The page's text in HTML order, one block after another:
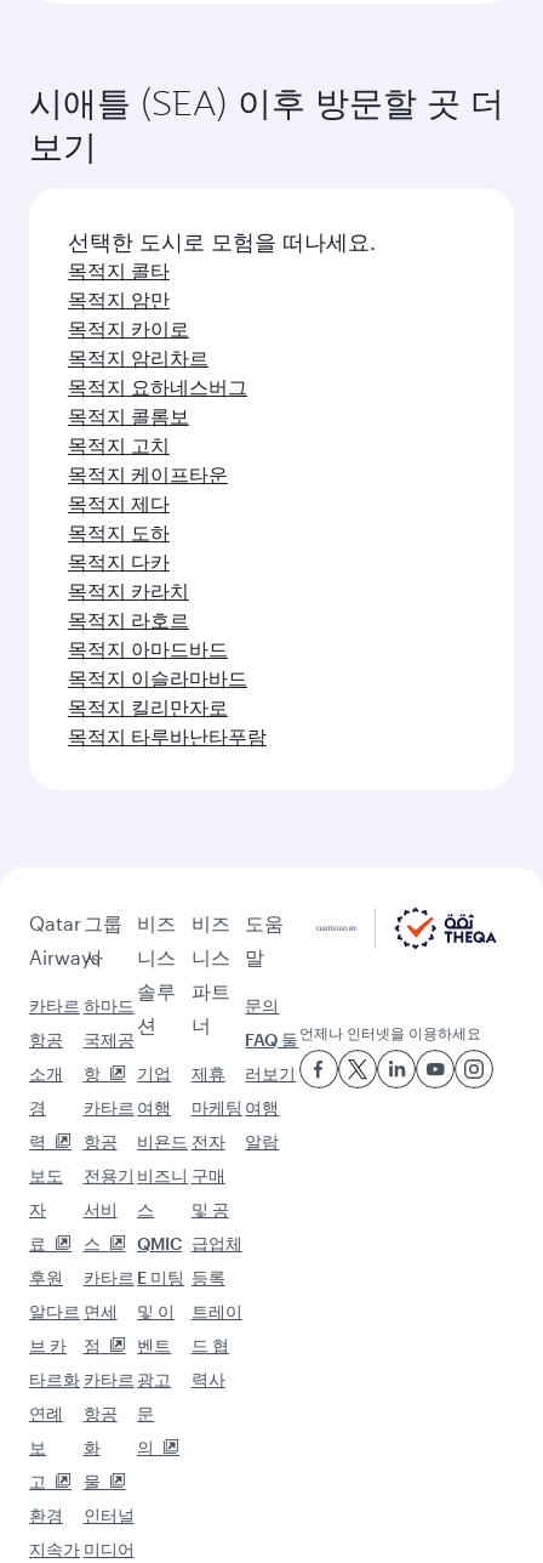
시애틀 (SEA) 이후 방문할 곳 더
보기
선택한 도시로 모험을 떠나세요.
목적지 콜타
목적지 암만
목적지 카이로
목적지 암리차르
목적지 요하네스버그
목적지 콜롬보
목적지 고치
목적지 케이프타운
목적지 제다
목적지 도하
목적지 다카
목적지 카라치
목적지 라호르
목적지 아마드바드
목적지 이슬라마바드
목적지 킬리만자로
목적지 타루바난타푸람
Qatar
Airways
카타르
항공
소개
경
력
보도
자
료
후원
알다르
브 카
타르화
연례
보
고
환경
지속가
그룹
사
하마드
국제공
항
카타르
항공
전용기
서비
스
카타르
면세
점
카타르
항공
화
물
인터널
미디어
비즈
니스
솔루
션
기업
여행
비욘드
비즈니
스
QMIC
E 미팅
및 이
벤트
광고
문
의
비즈
니스
파트
너
제휴
마케팅
전자
구매
및 공
급업체
등록
트레이
드 협
력사
도움
말
문의
FAQ 둘
러보기
여행
알람
언제나 인터넷을 이용하세요